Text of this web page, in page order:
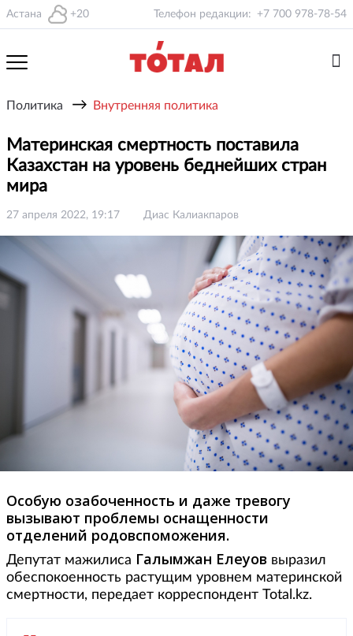
Астана +20 Телефон редакции: +7 700 978-78-54
Политика → Внутренняя политика
Материнская смертность поставила
Казахстан на уровень беднейших стран
мира
27 апреля 2022, 19:17 Диас Калиакпаров
Особую озабоченность и даже тревогу
вызывают проблемы оснащенности
отделений родовспоможения.
Депутат мажилиса Галымжан Елеуов выразил
обеспокоенность растущим уровнем материнской
смертности, передает корреспондент Total.kz.